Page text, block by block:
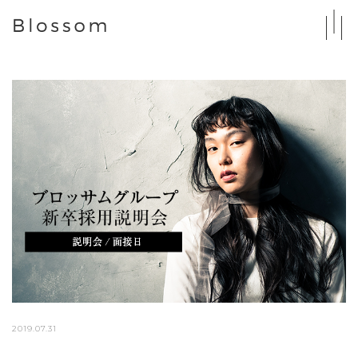
2019.07.31